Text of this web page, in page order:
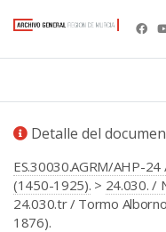
Detalle del
ES.30030.AGRM/AHP-
(1450-1925). > 24.030. /
24.030.tr / Tormo
1876).